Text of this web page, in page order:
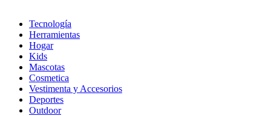
Tecnología
Herramientas
Hogar
Kids
Mascotas
Cosmetica
Vestimenta y Accesorios
Deportes
Outdoor